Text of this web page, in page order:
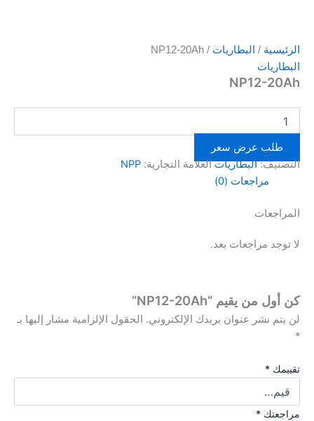
الرئيسية / البطاريات / NP12-20Ah
البطاريات
NP12-20Ah
طلب عرض سعر
التصنيف:البطاريات العلامة التجارية: NPP
مراجعات (0)
المراجعات
لا توجد مراجعات بعد.
كن أول من يقيم “NP12-20Ah”
لن يتم نشر عنوان بريدك الإلكتروني. الحقول الإلزامية مشار إليها بـ
*
تقييمك *
مراجعتك *